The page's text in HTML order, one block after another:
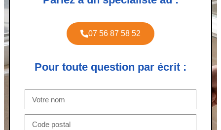
07 56 87 58 52
Pour toute question par écrit :